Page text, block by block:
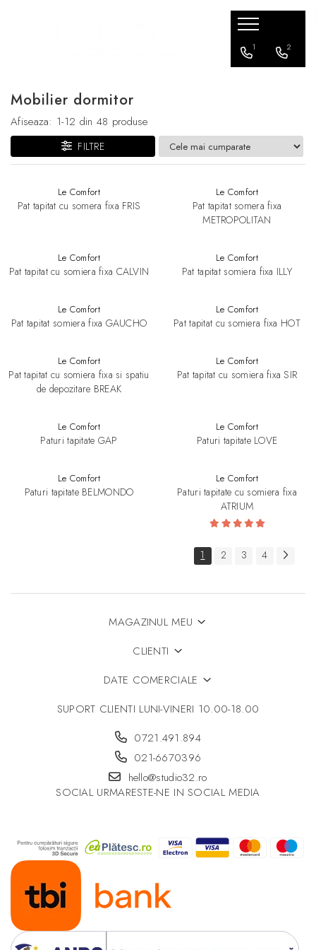
Canapele
Comode
Console TV
Fotolii
Masute de cafea
Mese
Scaune bar
Fotolii
Canapele
Mese
Ghivece de flori
Lampadare
Lampi suspendate
Plafoniere
Veioze
1 2
Mobilier dormitor
Afiseaza: 1-12 din 48 produse
FILTRE
Le Comfort
Pat tapitat cu somera fixa FRIS
Le Comfort
Pat tapitat somera fixa
METROPOLITAN
Le Comfort
Pat tapitat cu somiera fixa CALVIN
Le Comfort
Pat tapitat somiera fixa ILLY
Le Comfort
Pat tapitat somiera fixa GAUCHO
Le Comfort
Pat tapitat cu somiera fixa HOT
Le Comfort
Pat tapitat cu somiera fixa si spatiu
de depozitare BREAK
Le Comfort
Pat tapitat cu somiera fixa SIR
Le Comfort
Paturi tapitate GAP
Le Comfort
Paturi tapitate LOVE
Le Comfort
Paturi tapitate BELMONDO
Le Comfort
Paturi tapitate cu somiera fixa
ATRIUM
1 2 3 4
MAGAZINUL MEU
CLIENTI
DATE COMERCIALE
SUPORT CLIENTI LUNI-VINERI 10.00-18.00
0721.491.894
021-6670396
hello@studio32.ro
SOCIAL URMARESTE-NE IN SOCIAL MEDIA